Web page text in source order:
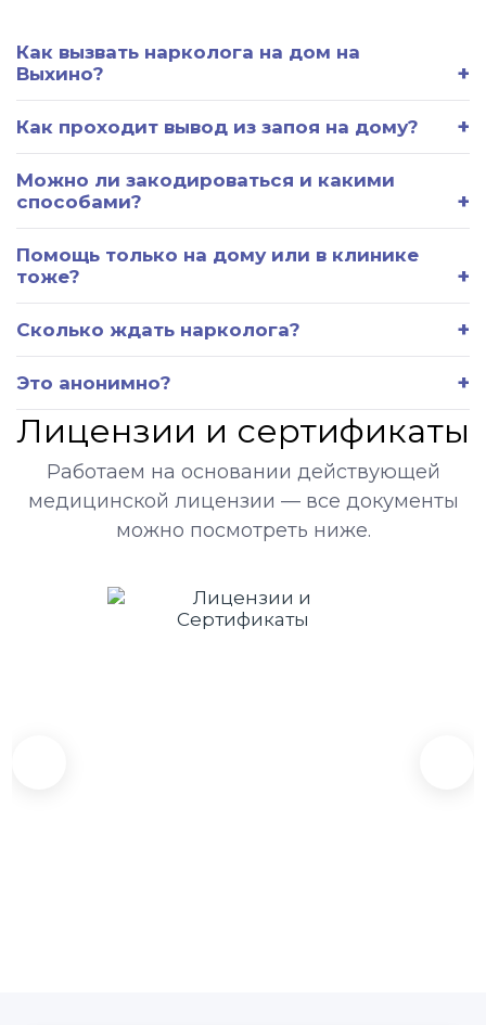
Как вызвать нарколога на дом на
Выхино?
Как проходит вывод из запоя на дому?
Можно ли закодироваться и какими
способами?
Помощь только на дому или в клинике
тоже?
Сколько ждать нарколога?
Это анонимно?
Лицензии и сертификаты
Работаем на основании действующей
медицинской лицензии — все документы
можно посмотреть ниже.